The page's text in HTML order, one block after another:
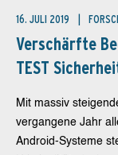
16. JULI 2019
Verschärfte
TEST
Mit massiv
vergangene Jahr
Android-Systeme